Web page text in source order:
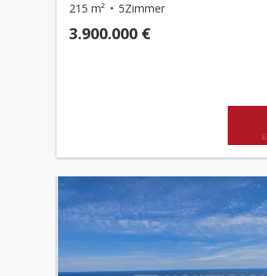
215 m² 5Zimmer
3.900.000 €